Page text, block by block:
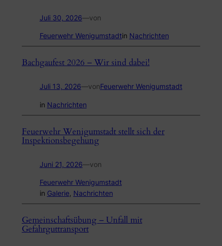
Juli 30, 2026—von
Feuerwehr Wenigumstadtin Nachrichten
Bachgaufest 2026 – Wir sind dabei!
Juli 13, 2026—vonFeuerwehr Wenigumstadt
in Nachrichten
Feuerwehr Wenigumstadt stellt sich der
Inspektionsbegehung
Juni 21, 2026—von
Feuerwehr Wenigumstadt
in Galerie, Nachrichten
Gemeinschaftsübung – Unfall mit
Gefahrguttransport